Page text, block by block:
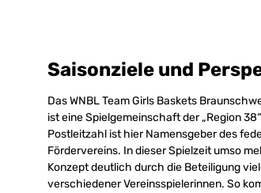
Saisonziele und
Das WNBL Team Girls Baskets
ist eine Spielgemeinschaft der „Region
Postleitzahl ist hier Namensgeber des
Fördervereins. In dieser Spielzeit umso
Konzept deutlich durch die Beteiligung
verschiedener Vereinsspielerinnen. So